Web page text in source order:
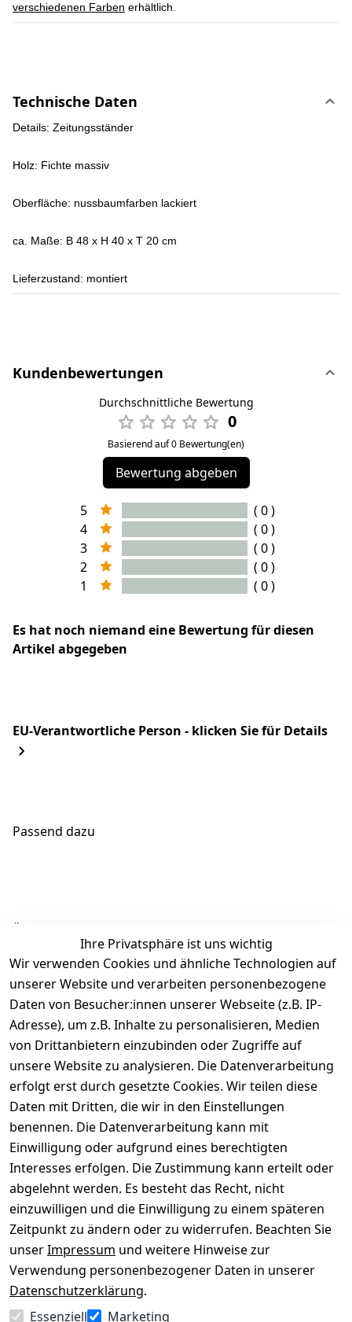
verschiedenen Farben erhältlich.
Technische Daten
Details: Zeitungsständer
Holz: Fichte massiv
Oberfläche: nussbaumfarben lackiert
ca. Maße: B 48 x H 40 x T 20 cm
Lieferzustand: montiert
Kundenbewertungen
Durchschnittliche Bewertung
0
Basierend auf 0 Bewertung(en)
Bewertung abgeben
5
( 0 )
4
( 0 )
3
( 0 )
2
( 0 )
1
( 0 )
Es hat noch niemand eine Bewertung für diesen
Artikel abgegeben
EU-Verantwortliche Person - klicken Sie für Details
Passend dazu
Ähnliche Produkte
Ihre Privatsphäre ist uns wichtig
Wir verwenden Cookies und ähnliche Technologien auf
unserer Website und verarbeiten personenbezogene
Daten von Besucher:innen unserer Webseite (z.B. IP-
Adresse), um z.B. Inhalte zu personalisieren, Medien
von Drittanbietern einzubinden oder Zugriffe auf
unsere Website zu analysieren. Die Datenverarbeitung
erfolgt erst durch gesetzte Cookies. Wir teilen diese
Daten mit Dritten, die wir in den Einstellungen
benennen. Die Datenverarbeitung kann mit
Einwilligung oder aufgrund eines berechtigten
Interesses erfolgen. Die Zustimmung kann erteilt oder
abgelehnt werden. Es besteht das Recht, nicht
einzuwilligen und die Einwilligung zu einem späteren
Zeitpunkt zu ändern oder zu widerrufen. Beachten Sie
unserImpressum und weitere Hinweise zur
Verwendung personenbezogener Daten in unserer
Datenschutzerklärung.
Essenziell
Marketing
Rechtliches
AGB
Impressum
Datenschutze
rklärung
Barrierefreihe
itserklärung
Widerrufsrec
ht
Über uns
Kontakt
Registrieren
Kataloge zum
Download
Pflege &
Kundendienst
Kiefermöbel
Hilfe
Wir
versenden
mit
Zahle
bequem per
Vertrag